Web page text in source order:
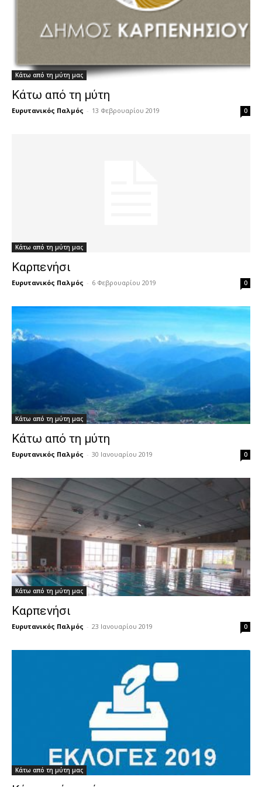
Κάτω από τη μύτη μας
Κάτω από τη μύτη
Ευρυτανικός Παλμός - 13 Φεβρουαρίου 2019 0
Κάτω από τη μύτη μας
Καρπενήσι
Ευρυτανικός Παλμός - 6 Φεβρουαρίου 2019 0
Κάτω από τη μύτη μας
Κάτω από τη μύτη
Ευρυτανικός Παλμός - 30 Ιανουαρίου 2019 0
Κάτω από τη μύτη μας
Καρπενήσι
Ευρυτανικός Παλμός - 23 Ιανουαρίου 2019 0
Κάτω από τη μύτη μας